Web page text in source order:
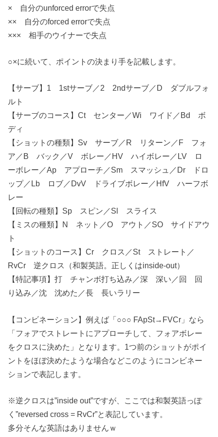
× 自分のunforced errorで失点
×× 自分のforced errorで失点
××× 相手のウイナーで失点
○×に続いて、ポイントの決まり手を記載します。
【サーブ】1 1stサーブ／2 2ndサーブ／D ダブルフォ
ルト
【サーブのコース】Ct センター／Wi ワイド／Bd ボ
ディ
【ショットの種類】Sv サーブ／R リターン／F フォ
ア／B バック／V ボレー／HV ハイボレー／LV ロ
ーボレー／Ap アプローチ／Sm スマッシュ／Dr ドロ
ップ／Lb ロブ／DvV ドライブボレー／HfV ハーフボ
レー
【回転の種類】Sp スピン／Sl スライス
【ミスの種類】N ネット／O アウト／SO サイドアウ
ト
【ショットのコース】Cr クロス／St ストレート／
RvCr 逆クロス（和製英語。正しくはinside-out）
【特記事項】打 チャンボ打ち込み／深 深い／回 回
り込み／沈 沈めた／長 長いラリー
【コンビネーション】例えば「○○○ FApSt→FVCr」なら
「フォアでストレートにアプローチして、フォアボレー
をクロスに決めた」となります。1つ前のショットがポイ
ントをほぼ決めたような場合などこのようにコンビネー
ションで表記します。
※逆クロスは”inside out”ですが、ここでは和製英語っぽ
く”reversed cross = RvCr”と表記しています。
多分そんな英語はありませんｗ